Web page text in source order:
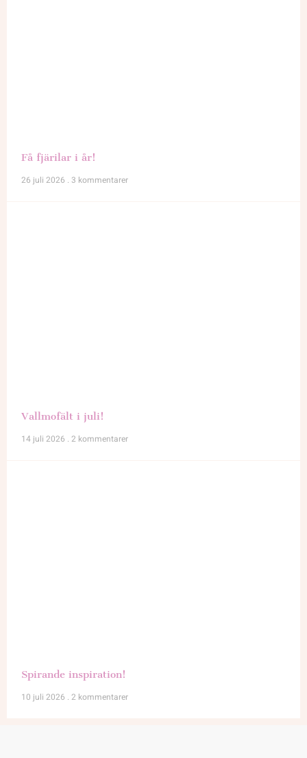
Få fjärilar i år!
26 juli 2026
3 kommentarer
Vallmofält i juli!
14 juli 2026 2 kommentarer
Spirande inspiration!
10 juli 2026 2 kommentarer